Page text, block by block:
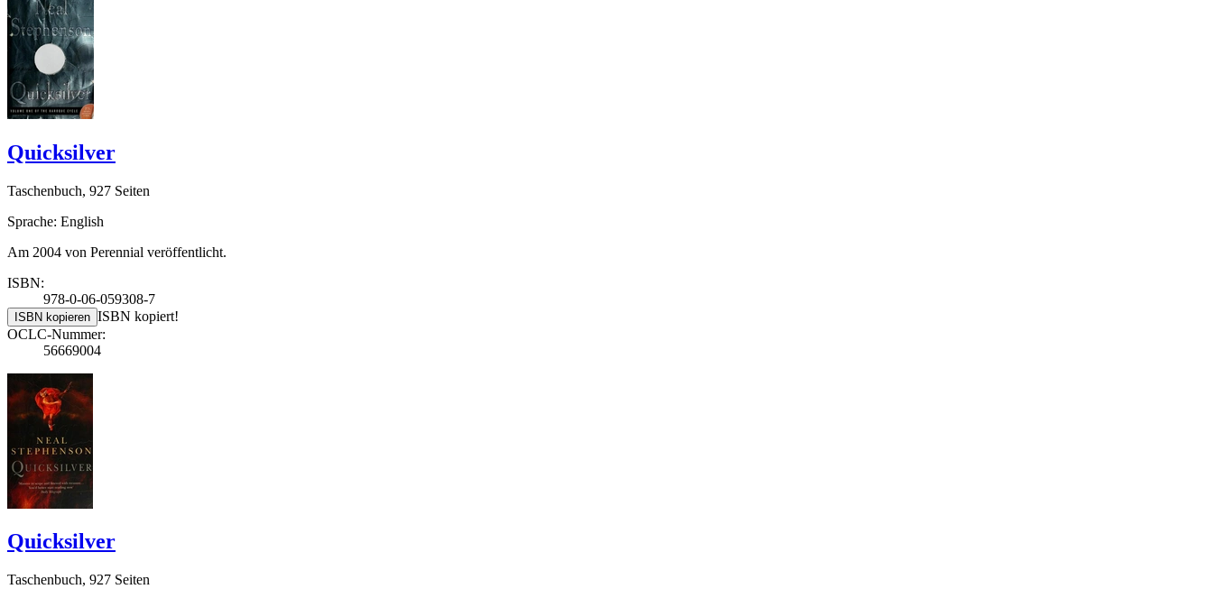
Quicksilver
Taschenbuch, 927 Seiten
Sprache: English
Am 2004 von Perennial veröffentlicht.
ISBN:
978-0-06-059308-7
ISBN kopieren ISBN kopiert!
OCLC-Nummer:
56669004
Quicksilver
Taschenbuch, 927 Seiten